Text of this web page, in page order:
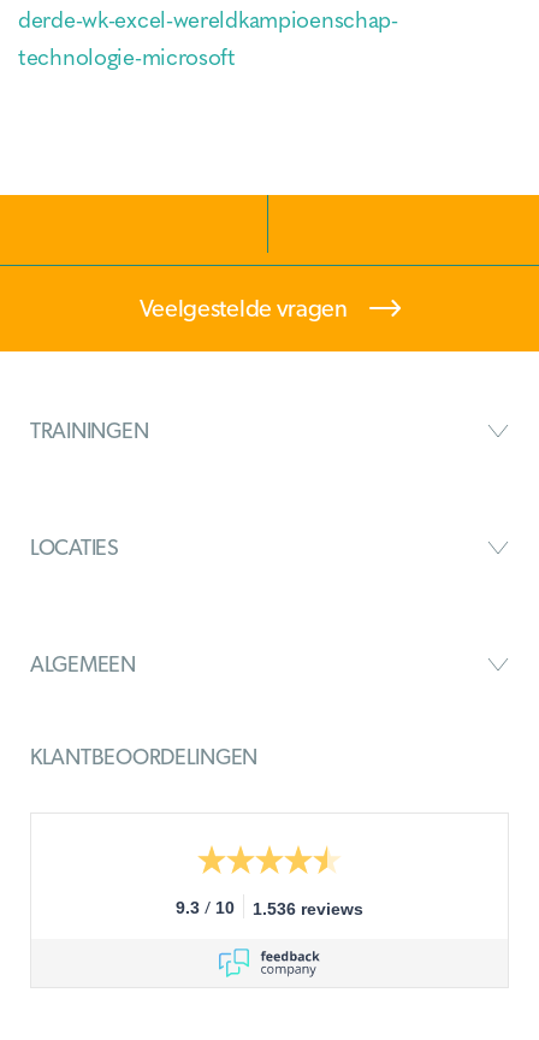
derde-wk-excel-wereldkampioenschap-
technologie-microsoft
Veelgestelde vragen
TRAININGEN
LOCATIES
ALGEMEEN
KLANTBEOORDELINGEN
9.3 / 10 1.536 reviews